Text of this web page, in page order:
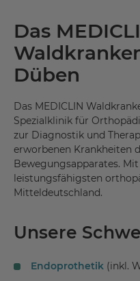
Das
Düben
Das MEDICLIN
Spezialklinik für
zur Diagnostik und
erworbenen Krankheiten
Bewegungsapparates.
leistungsfähigsten
Mitteldeutschland.
Unsere
Endoprothetik (inkl.